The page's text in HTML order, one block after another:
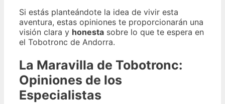
Si estás planteándote la idea de vivir esta
aventura, estas opiniones te proporcionarán una
visión clara y honesta sobre lo que te espera en
el Tobotronc de Andorra.
La Maravilla de Tobotronc:
Opiniones de los
Especialistas